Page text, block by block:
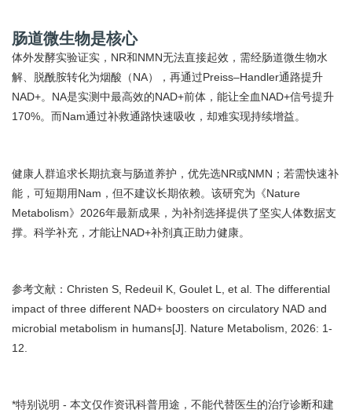
肠道微生物是核心
体外发酵实验证实，NR和NMN无法直接起效，需经肠道微生物水
解、脱酰胺转化为烟酸（NA），再通过Preiss–Handler通路提升
NAD+。NA是实测中最高效的NAD+前体，能让全血NAD+信号提升
170%。而Nam通过补救通路快速吸收，却难实现持续增益。
健康人群追求长期抗衰与肠道养护，优先选NR或NMN；若需快速补
能，可短期用Nam，但不建议长期依赖。该研究为《Nature
Metabolism》2026年最新成果，为补剂选择提供了坚实人体数据支
撑。科学补充，才能让NAD+补剂真正助力健康。
参考文献：Christen S, Redeuil K, Goulet L, et al. The differential
impact of three different NAD+ boosters on circulatory NAD and
microbial metabolism in humans[J]. Nature Metabolism, 2026: 1-
12.
*特别说明 - 本文仅作资讯科普用途，不能代替医生的治疗诊断和建